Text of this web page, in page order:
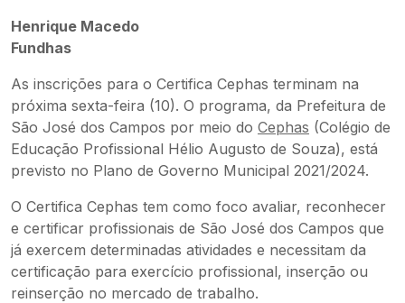
Henrique Macedo
Fundhas
As inscrições para o Certifica Cephas terminam na
próxima sexta-feira (10). O programa, da Prefeitura de
São José dos Campos por meio do Cephas (Colégio de
Educação Profissional Hélio Augusto de Souza), está
previsto no Plano de Governo Municipal 2021/2024.
O Certifica Cephas tem como foco avaliar, reconhecer
e certificar profissionais de São José dos Campos que
já exercem determinadas atividades e necessitam da
certificação para exercício profissional, inserção ou
reinserção no mercado de trabalho.